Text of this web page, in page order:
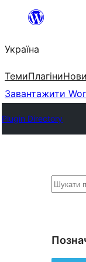
Перейти
вмісту
Україна
ТемиПлагіни
Завантажити
Plugin Directory
Пошук